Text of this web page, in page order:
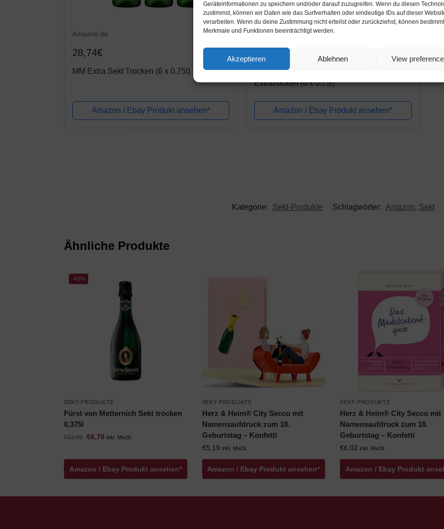
Geräteinformationen zu speichern und/oder darauf zuzugreifen. Wenn du diesen
zustimmst, können wir Daten wie das Surfverhalten oder eindeutige IDs auf dieser
verarbeiten. Wenn du deine Zustimmung nicht erteilst oder zurückziehst, können
Merkmale und Funktionen beeinträchtigt werden.
Akzeptieren Ablehnen View
Amazon.de
28,74€
MM Extra Sekt Trocken (6 x 0,75l)
Amazon / Ebay Produkt ansehen*
Amazon.de
Mumm Extra Dry Jahrgangssekt
Extratrocken (6 x 0.75l)
Amazon / Ebay Produkt ansehen*
Kategorie: Sekt-Produkte Schlagwörter: Amazon, Sekt
Ähnliche Produkte
-48%
SEKT-PRODUKTE
Fürst von Metternich Sekt trocken
0,375l
€12,99 €6,70 inkl. MwSt.
Amazon / Ebay Produkt ansehen*
SEKT-PRODUKTE
Herz & Heim® City Secco mit
Namensaufdruck zum 18.
Geburtstag – Konfetti
€5,19 inkl. MwSt.
Amazon / Ebay Produkt ansehen*
SEKT-PRODUKTE
Herz & Heim® City Secco mit
Namensaufdruck zum 18.
Geburtstag – Konfetti
€6,02 inkl. MwSt.
Amazon / Ebay Produkt